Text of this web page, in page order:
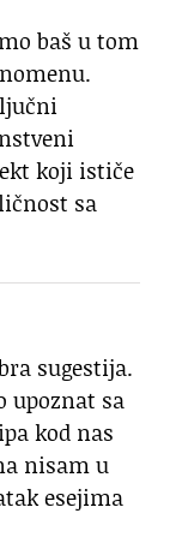
baš u tom
koji ističe
sa
sugestija.
upoznat sa
kod nas
nisam u
esejima